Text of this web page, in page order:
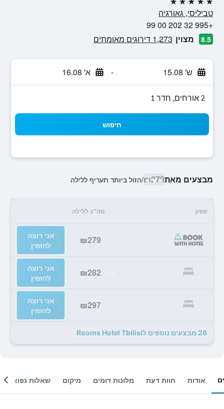
5 כוכבים
טביליסי, גאורגיה
+995 32 202 00 99
8.5 מצוין 1,273 דירוגים מאומתים
ש' 15.08 - א' 16.08
2 אורחים, חדר 1
חיפוש
מבצעים מאת₪279
/הזול ביותר תעריף ללילה
ספק סה"כ ללילה
₪279
אני רוצה
להזמין
₪282
אני רוצה
להזמין
₪297
אני רוצה
להזמין
26 מבצעים נוספים לRooms Hotel Tbilisi
אודות חוות דעת מלונות דומים מיקום שאלות נפוצות